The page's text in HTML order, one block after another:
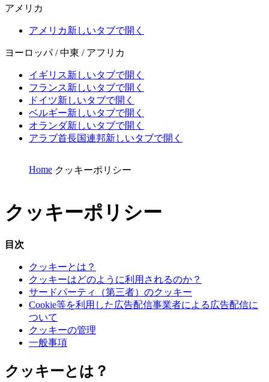
アメリカ
アメリカ新しいタブで開く
ヨーロッパ / 中東 / アフリカ
イギリス新しいタブで開く
フランス新しいタブで開く
ドイツ新しいタブで開く
ベルギー新しいタブで開く
オランダ新しいタブで開く
アラブ首長国連邦新しいタブで開く
Home クッキーポリシー
クッキーポリシー
目次
クッキーとは？
クッキーはどのように利用されるのか？
サードパーティ（第三者）のクッキー
Cookie等を利用した広告配信事業者による広告配信に
ついて
クッキーの管理
一般事項
クッキーとは？